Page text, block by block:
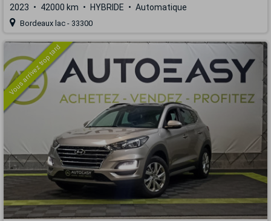
2023 42000 km HYBRIDE Automatique
Bordeaux lac - 33300
Vous arrivez trop tard